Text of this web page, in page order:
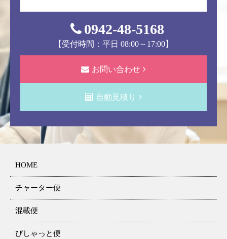
0942-48-5168
【受付時間：平日 08:00～17:00】
お問い合わせ
自動見積り
HOME
チャーター便
混載便
ぴしゃっと便